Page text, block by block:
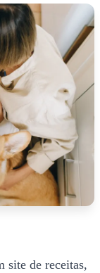
site de receitas,